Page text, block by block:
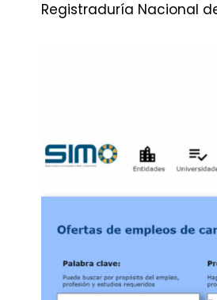
Registraduría Nacional